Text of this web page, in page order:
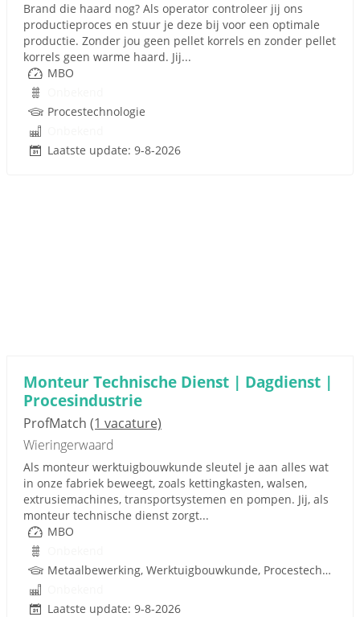
Brand die haard nog? Als operator controleer jij ons
productieproces en stuur je deze bij voor een optimale
productie. Zonder jou geen pellet korrels en zonder pellet
korrels geen warme haard. Jij...
MBO
Procestechnologie
Laatste update: 9-8-2026
Monteur Technische Dienst | Dagdienst |
Procesindustrie
ProfMatch (1 vacature)
Wieringerwaard
Als monteur werktuigbouwkunde sleutel je aan alles wat
in onze fabriek beweegt, zoals kettingkasten, walsen,
extrusiemachines, transportsystemen en pompen. Jij, als
monteur technische dienst zorgt...
MBO
Metaalbewerking, Werktuigbouwkunde, Procestechnologie, Techniek
Laatste update: 9-8-2026